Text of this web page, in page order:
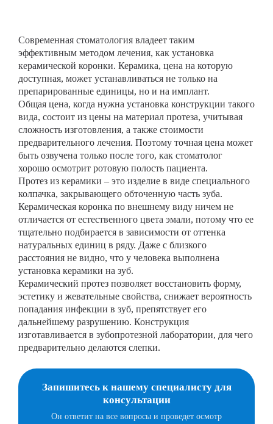
Современная стоматология владеет таким
эффективным методом лечения, как установка
керамической коронки. Керамика, цена на которую
доступная, может устанавливаться не только на
препарированные единицы, но и на имплант.
Общая цена, когда нужна установка конструкции такого
вида, состоит из цены на материал протеза, учитывая
сложность изготовления, а также стоимости
предварительного лечения. Поэтому точная цена может
быть озвучена только после того, как стоматолог
хорошо осмотрит ротовую полость пациента.
Протез из керамики – это изделие в виде специального
колпачка, закрывающего обточенную часть зуба.
Керамическая коронка по внешнему виду ничем не
отличается от естественного цвета эмали, потому что ее
тщательно подбирается в зависимости от оттенка
натуральных единиц в ряду. Даже с близкого
расстояния не видно, что у человека выполнена
установка керамики на зуб.
Керамический протез позволяет восстановить форму,
эстетику и жевательные свойства, снижает вероятность
попадания инфекции в зуб, препятствует его
дальнейшему разрушению. Конструкция
изготавливается в зубопротезной лаборатории, для чего
предварительно делаются слепки.
Запишитесь к нашему специалисту для
консультации
Он ответит на все вопросы и проведет осмотр